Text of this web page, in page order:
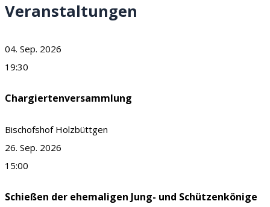
Veranstaltungen
04. Sep. 2026
19:30
Chargiertenversammlung
Bischofshof Holzbüttgen
26. Sep. 2026
15:00
Schießen der ehemaligen Jung- und Schützenkönige